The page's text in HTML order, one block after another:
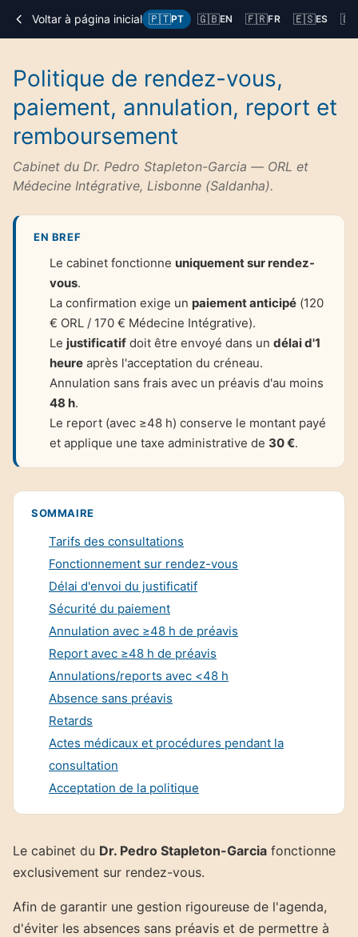
Voltar à página inicial 🇵🇹PT 🇬🇧EN 🇫🇷FR 🇪🇸ES
Politique de rendez-vous,
paiement, annulation, report et
remboursement
Cabinet du Dr. Pedro Stapleton-Garcia — ORL et
Médecine Intégrative, Lisbonne (Saldanha).
EN BREF
Le cabinet fonctionne uniquement sur rendez-
vous.
La confirmation exige un paiement anticipé (120
€ ORL / 170 € Médecine Intégrative).
Le justificatif doit être envoyé dans un délai d'1
heure après l'acceptation du créneau.
Annulation sans frais avec un préavis d'au moins
48 h.
Le report (avec ≥48 h) conserve le montant payé
et applique une taxe administrative de 30 €.
SOMMAIRE
Tarifs des consultations
Fonctionnement sur rendez-vous
Délai d'envoi du justificatif
Sécurité du paiement
Annulation avec ≥48 h de préavis
Report avec ≥48 h de préavis
Annulations/reports avec <48 h
Absence sans préavis
Retards
Actes médicaux et procédures pendant la
consultation
Acceptation de la politique
Le cabinet du Dr. Pedro Stapleton-Garcia fonctionne
exclusivement sur rendez-vous.
Afin de garantir une gestion rigoureuse de l'agenda,
d'éviter les absences sans préavis et de permettre à